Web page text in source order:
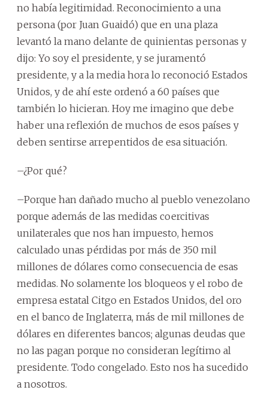
no había legitimidad. Reconocimiento a una
persona (por Juan Guaidó) que en una plaza
levantó la mano delante de quinientas personas y
dijo: Yo soy el presidente, y se juramentó
presidente, y a la media hora lo reconoció Estados
Unidos, y de ahí este ordenó a 60 países que
también lo hicieran. Hoy me imagino que debe
haber una reflexión de muchos de esos países y
deben sentirse arrepentidos de esa situación.
–¿Por qué?
–Porque han dañado mucho al pueblo venezolano
porque además de las medidas coercitivas
unilaterales que nos han impuesto, hemos
calculado unas pérdidas por más de 350 mil
millones de dólares como consecuencia de esas
medidas. No solamente los bloqueos y el robo de
empresa estatal Citgo en Estados Unidos, del oro
en el banco de Inglaterra, más de mil millones de
dólares en diferentes bancos; algunas deudas que
no las pagan porque no consideran legítimo al
presidente. Todo congelado. Esto nos ha sucedido
a nosotros.